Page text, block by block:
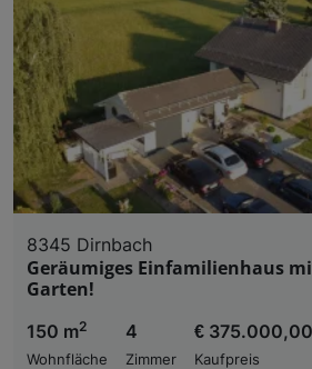
8345 Dirnbach
Geräumiges Einfamilienhaus
Garten!
150 m2
Wohnfläche
4
Zimmer
€ 375.000,00
Kaufpreis
Liste der